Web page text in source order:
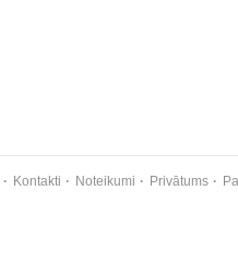
Kontakti Noteikumi Privātums